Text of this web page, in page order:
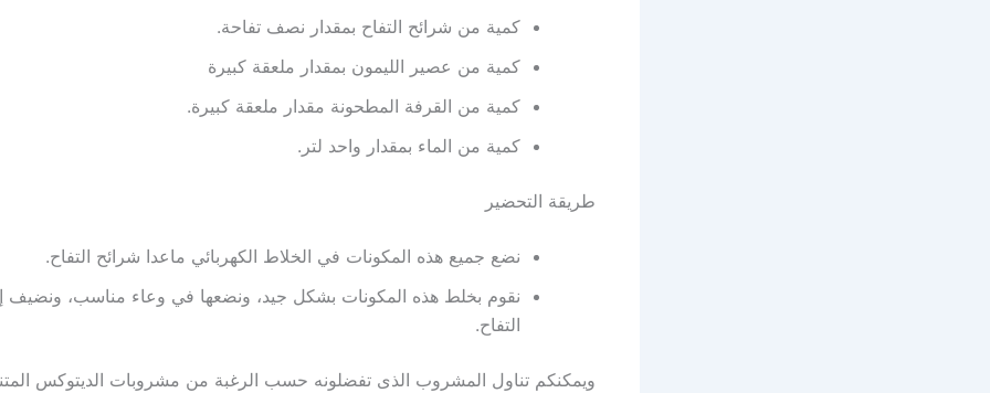
كمية من شرائح التفاح بمقدار نصف تفاحة.
كمية من عصير الليمون بمقدار ملعقة كبيرة
كمية من القرفة المطحونة مقدار ملعقة كبيرة.
كمية من الماء بمقدار واحد لتر.
طريقة التحضير
نضع جميع هذه المكونات في الخلاط الكهربائي ماعدا شرائح التفاح.
نقوم بخلط هذه المكونات بشكل جيد، ونضعها في وعاء مناسب، ونضيف
التفاح.
ويمكنكم تناول المشروب الذى تفضلونه حسب الرغبة من مشروبات الديتوكس